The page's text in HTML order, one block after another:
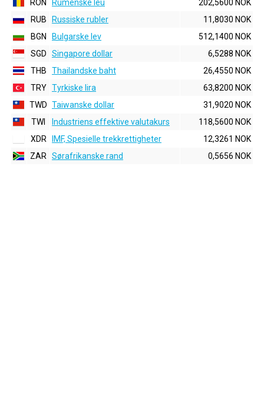
RON
Rumenske leu
202,5600 NOK
RUB
Russiske rubler
11,8030 NOK
BGN
Bulgarske lev
512,1400 NOK
SGD
Singapore dollar
6,5288 NOK
THB
Thailandske baht
26,4550 NOK
TRY Tyrkiske lira
63,8200 NOK
TWD Taiwanske dollar
31,9020 NOK
TWI
Industriens effektive valutakurs
118,5600 NOK
XDR
IMF, Spesielle trekkrettigheter
12,3261 NOK
ZAR
Sørafrikanske rand 0,5656 NOK